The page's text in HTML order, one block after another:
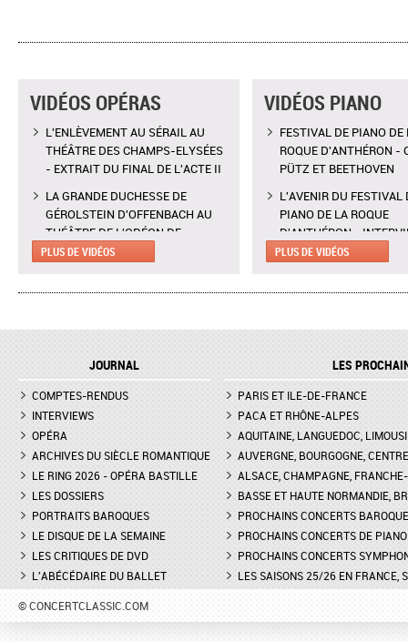
VIDÉOS OPÉRAS
L'ENLÈVEMENT AU SÉRAIL AU
THÉÂTRE DES CHAMPS-ELYSÉES
- EXTRAIT DU FINAL DE L'ACTE II
LA GRANDE DUCHESSE DE
GÉROLSTEIN D'OFFENBACH AU
THÉÂTRE DE L'ODÉON DE
MARSEILLE - EXTRAIT DE "AH !
L'ENLÈVEMENT AU SÉRAIL AU
- INTERVIEW DE MANON
LA GRANDE DUCHESSE DE
GÉROLSTEIN D'OFFENBACH AU
THÉÂTRE DE L'ODÉON DE
MARSEILLE - INTERVIEW D'YVES
COUDRAY, METTEUR EN SCÈN
DON GIOVANNI À L'OPÉRA DE
MONTPELLIER - EXTRAIT DE
"TREMA, TREMA, O SCELLERATO!"
PLUS DE VIDÉOS
VIDÉOS PIANO
FESTIVAL DE PIANO DE
ROQUE D'ANTHÉRON -
PÜTZ ET BEETHOVEN
L'AVENIR DU FESTIVAL
PIANO DE LA ROQUE
D'ANTHÉRON -
CLAIRE DÉSERT, CO-
MARTINA MEOLA
BUNIATISHVILI AU
D'ANTHÉRON
FESTIVAL DE PIANO DE
ROQUE D'ANTHÉON -
DE LA PRÉSENTATION
PIANOS
FESTIVAL CHOPIN À
INTERVIEW DE CLAIRE-
GUAY
PLUS DE VIDÉOS
JOURNAL
COMPTES-RENDUS
INTERVIEWS
OPÉRA
ARCHIVES DU SIÈCLE ROMANTIQUE
LE RING 2026 - OPÉRA BASTILLE
LES DOSSIERS
PORTRAITS BAROQUES
LE DISQUE DE LA SEMAINE
LES CRITIQUES DE DVD
L'ABÉCÉDAIRE DU BALLET
LES
PARIS ET ILE-DE-FRANCE
PACA ET RHÔNE-ALPES
AQUITAINE, LANGUEDOC,
AUVERGNE, BOURGOGNE, CENTRE
ALSACE, CHAMPAGNE,
BASSE ET HAUTE NORMANDIE,
PROCHAINS CONCERTS
PROCHAINS CONCERTS DE PIANO
PROCHAINS CONCERTS
LES SAISONS 25/26 EN FRANCE,
© CONCERTCLASSIC.COM